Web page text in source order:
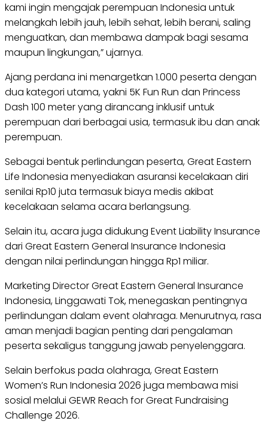
kami ingin mengajak perempuan Indonesia untuk
melangkah lebih jauh, lebih sehat, lebih berani, saling
menguatkan, dan membawa dampak bagi sesama
maupun lingkungan,” ujarnya.
Ajang perdana ini menargetkan 1.000 peserta dengan
dua kategori utama, yakni 5K Fun Run dan Princess
Dash 100 meter yang dirancang inklusif untuk
perempuan dari berbagai usia, termasuk ibu dan anak
perempuan.
Sebagai bentuk perlindungan peserta, Great Eastern
Life Indonesia menyediakan asuransi kecelakaan diri
senilai Rp10 juta termasuk biaya medis akibat
kecelakaan selama acara berlangsung.
Selain itu, acara juga didukung Event Liability Insurance
dari Great Eastern General Insurance Indonesia
dengan nilai perlindungan hingga Rp1 miliar.
Marketing Director Great Eastern General Insurance
Indonesia, Linggawati Tok, menegaskan pentingnya
perlindungan dalam event olahraga. Menurutnya, rasa
aman menjadi bagian penting dari pengalaman
peserta sekaligus tanggung jawab penyelenggara.
Selain berfokus pada olahraga, Great Eastern
Women’s Run Indonesia 2026 juga membawa misi
sosial melalui GEWR Reach for Great Fundraising
Challenge 2026.